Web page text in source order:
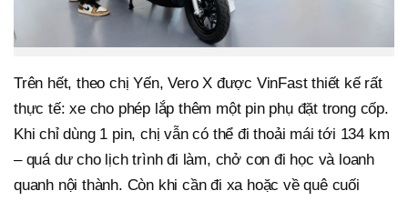
Trên hết, theo chị Yến, Vero X được VinFast thiết kế rất
thực tế: xe cho phép lắp thêm một pin phụ đặt trong cốp.
Khi chỉ dùng 1 pin, chị vẫn có thể đi thoải mái tới 134 km
– quá dư cho lịch trình đi làm, chở con đi học và loanh
quanh nội thành. Còn khi cần đi xa hoặc về quê cuối